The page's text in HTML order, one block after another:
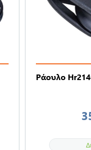
Ράουλο